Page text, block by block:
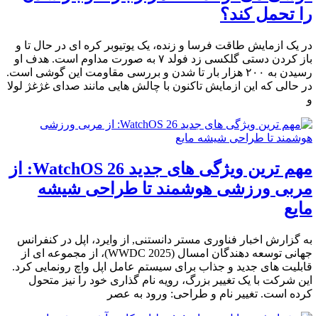
را تحمل کند؟
در یک ازمایش طاقت فرسا و زنده، یک یوتیوبر کره ای در حال تا و
باز کردن دستی گلکسی زد فولد ۷ به صورت مداوم است. هدف او
رسیدن به ۲۰۰ هزار بار تا شدن و بررسی مقاومت این گوشی است.
در حالی که این ازمایش تاکنون با چالش هایی مانند صدای غژغژ لولا
و
مهم ترین ویژگی های جدید WatchOS 26: از
مربی ورزشی هوشمند تا طراحی شیشه
مایع
به گزارش اخبار فناوری مستر دانستنی, از وایرد، اپل در کنفرانس
جهانی توسعه دهندگان امسال (WWDC 2025)، از مجموعه ای از
قابلیت های جدید و جذاب برای سیستم عامل اپل واچ رونمایی کرد.
این شرکت با یک تغییر بزرگ، رویه نام گذاری خود را نیز متحول
کرده است. تغییر نام و طراحی: ورود به عصر